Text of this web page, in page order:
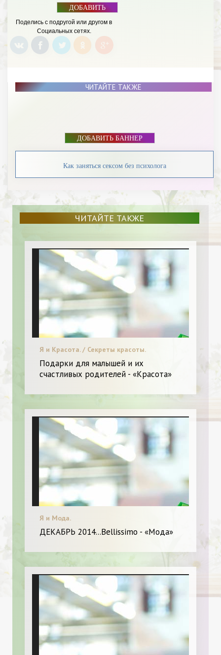
ДОБАВИТЬ
Поделись с подругой или другом в
Социальных сетях.
ЧИТАЙТЕ ТАКЖЕ
ДОБАВИТЬ БАННЕР
Как заняться сексом без психолога
ЧИТАЙТЕ ТАКЖЕ
Я и Красота. / Секреты красоты.
Подарки для малышей и их
счастливых родителей - «Красота»
Я и Мода.
ДЕКАБРЬ 2014...Bellissimo - «Мода»